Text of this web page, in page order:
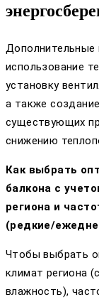
Дополнительные
использование
установку
а также
существующих
снижению
Как выбрать
балкона с
региона и
(редкие/
Чтобы выбрать
климат региона
влажность),